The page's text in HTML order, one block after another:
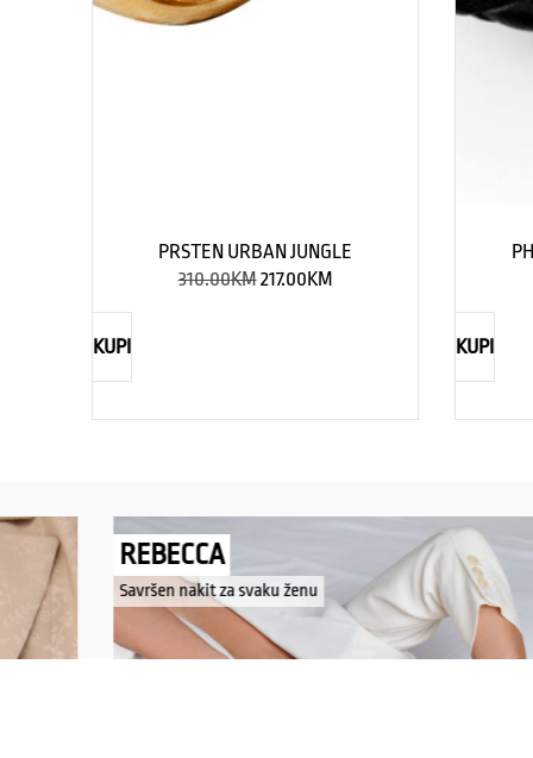
PRSTEN URBAN JUNGLE
310.00KM217.00KM
KUPI KUPI
REBECCA
Savršen nakit za svaku ženu